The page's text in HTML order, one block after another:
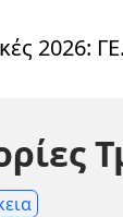
2026: